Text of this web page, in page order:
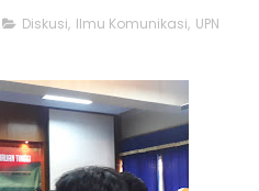
Diskusi, Ilmu Komunikasi, UPN